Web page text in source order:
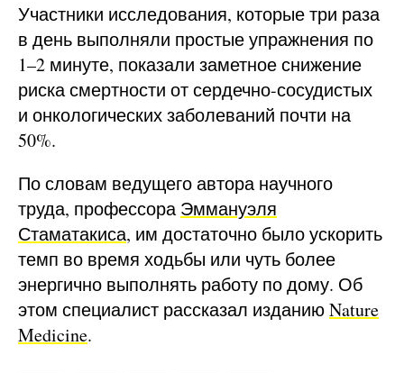
Участники исследования, которые три раза
в день выполняли простые упражнения по
1–2 минуте, показали заметное снижение
риска смертности от сердечно-сосудистых
и онкологических заболеваний почти на
50%.
По словам ведущего автора научного
труда, профессораЭммануэля
Стаматакиса, им достаточно было ускорить
темп во время ходьбы или чуть более
энергично выполнять работу по дому. Об
этом специалист рассказал изданиюNature
Medicine.